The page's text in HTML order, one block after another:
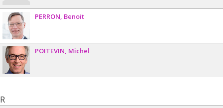
PERRON Benoit
POITEVIN Michel
R